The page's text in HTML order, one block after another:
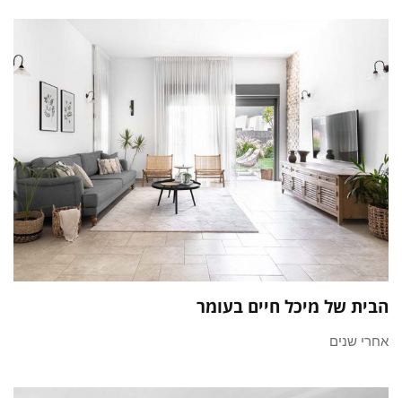
הבית של מיכל חיים בעומר
אחרי שנים